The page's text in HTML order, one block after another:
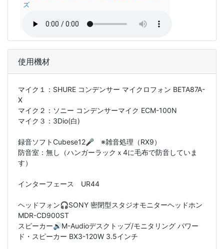
ズ
使用機材
マイク１： SHURE コンデンサー マイクロフォン BETA87A-
X
マイク２： ソニー コンデンサーマイク ECM-100N
マイク３： 3Dio(白)
録音ソフトCubese12🎤 ※雑音処理（RX9）
防音室：無し（ハンガーラックｘ4に毛布で防音していま
す）
インターフェース UR44
ヘッドフォン🎧SONY 密閉型スタジオモニターヘッドホン
MDR-CD900ST
スピーカー🔊M-Audioデスクトップ/モニタリング パワー
ド・スピーカー BX3-120W 3.5インチ